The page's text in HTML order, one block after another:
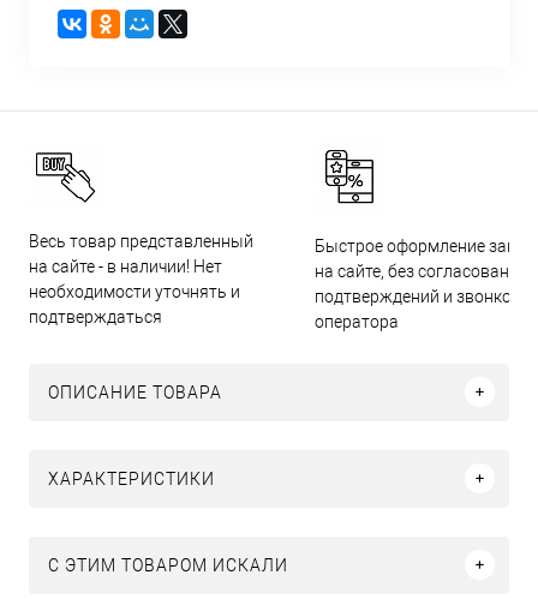
Весь товар представленный
на сайте - в наличии! Нет
необходимости уточнять и
подтверждаться
Быстрое оформление
на сайте, без согласований,
подтверждений и звонков
оператора
ОПИСАНИЕ ТОВАРА
ХАРАКТЕРИСТИКИ
C ЭТИМ ТОВАРОМ ИСКАЛИ